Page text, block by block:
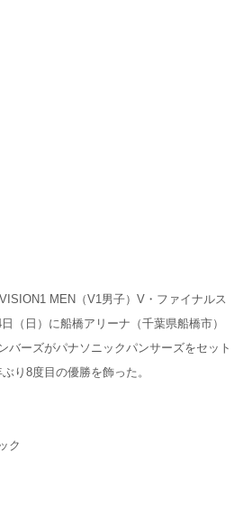
MEN（V1男子）V・ファイナルス
（日）に船橋アリーナ（千葉県船橋市）
バーズがパナソニックパンサーズをセット
り8度目の優勝を飾った。
ク